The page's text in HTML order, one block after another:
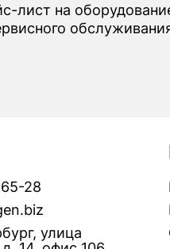
лист на
28
улица